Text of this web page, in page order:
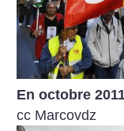
En octobre
cc Marcovdz